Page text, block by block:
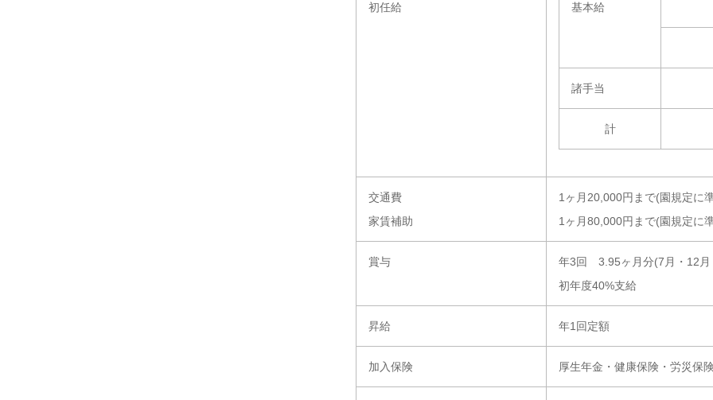
初任給 基本給
諸手当
計
交通費
家賃補助
1ヶ月20,000円まで(園規定に
1ヶ月80,000円まで(園規定に
賞与
年3回 3.95ヶ月分(7月・12月
初年度40%支給
昇給 年1回定額
加入保険 厚生年金・健康保険・労災保